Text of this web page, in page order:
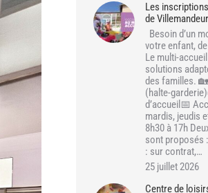
Les
de
Besoin d’un
votre enfant,
Le multi-
solutions
des familles.
(halte-
d’accueil📅
mardis, jeudis
8h30 à 17h
sont proposés
: sur contrat,…
25 juillet 2026
Centre de